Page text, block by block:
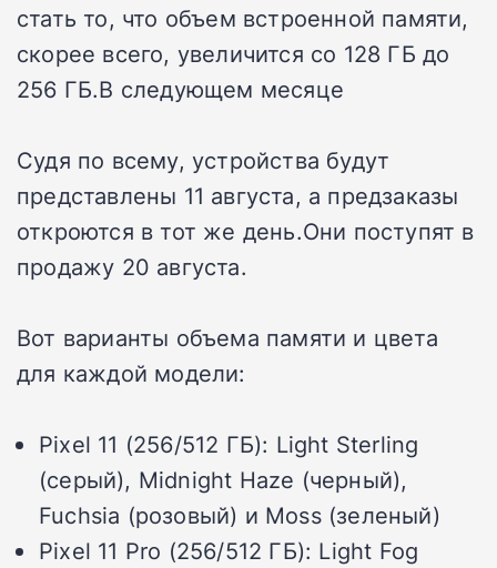
стать то, что объем встроенной памяти,
скорее всего, увеличится со 128 ГБ до
256 ГБ.В следующем месяце
Судя по всему, устройства будут
представлены 11 августа, а предзаказы
откроются в тот же день.Они поступят в
продажу 20 августа.
Вот варианты объема памяти и цвета
для каждой модели:
Pixel 11 (256/512 ГБ): Light Sterling
(серый), Midnight Haze (черный),
Fuchsia (розовый) и Moss (зеленый)
Pixel 11 Pro (256/512 ГБ): Light Fog